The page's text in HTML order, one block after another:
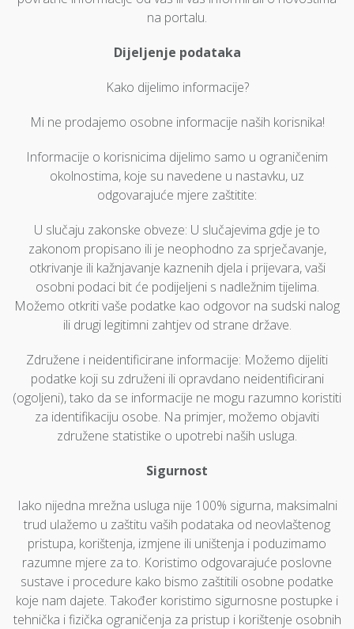
na portalu.
Dijeljenje podataka
Kako dijelimo informacije?
Mi ne prodajemo osobne informacije naših korisnika!
Informacije o korisnicima dijelimo samo u ograničenim
okolnostima, koje su navedene u nastavku, uz
odgovarajuće mjere zaštitite:
U slučaju zakonske obveze: U slučajevima gdje je to
zakonom propisano ili je neophodno za sprječavanje,
otkrivanje ili kažnjavanje kaznenih djela i prijevara, vaši
osobni podaci bit će podijeljeni s nadležnim tijelima.
Možemo otkriti vaše podatke kao odgovor na sudski nalog
ili drugi legitimni zahtjev od strane države.
Združene i neidentificirane informacije: Možemo dijeliti
podatke koji su združeni ili opravdano neidentificirani
(ogoljeni), tako da se informacije ne mogu razumno koristiti
za identifikaciju osobe. Na primjer, možemo objaviti
združene statistike o upotrebi naših usluga.
Sigurnost
Iako nijedna mrežna usluga nije 100% sigurna, maksimalni
trud ulažemo u zaštitu vaših podataka od neovlaštenog
pristupa, korištenja, izmjene ili uništenja i poduzimamo
razumne mjere za to. Koristimo odgovarajuće poslovne
sustave i procedure kako bismo zaštitili osobne podatke
koje nam dajete. Također koristimo sigurnosne postupke i
tehnička i fizička ograničenja za pristup i korištenje osobnih